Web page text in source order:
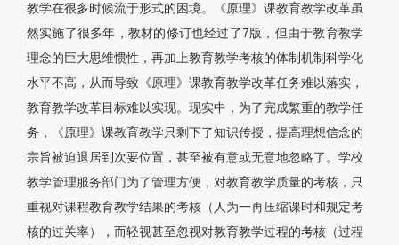
教学在很多时候流于形式的困境。《原理》课教育教学改革虽
然实施了很多年，教材的修订也经过了7版，但由于教育教学
理念的巨大思维惯性，再加上教育教学考核的体制机制科学化
水平不高，从而导致《原理》课教育教学改革任务难以落实，
教育教学改革目标难以实现。现实中，为了完成繁重的教学任
务，《原理》课教育教学只剩下了知识传授，提高理想信念的
宗旨被迫退居到次要位置，甚至被有意或无意地忽略了。学校
教学管理服务部门为了管理方便，对教育教学质量的考核，只
重视对课程教育教学结果的考核（人为一再压缩课时和规定考
核的过关率），而轻视甚至忽视对教育教学过程的考核（过程